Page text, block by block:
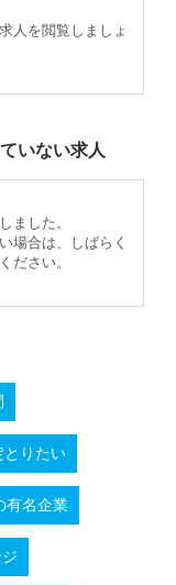
人を閲覧しましょ
いない求人
ました。
場合は、しばらく
ださい。
とりたい
有名企業